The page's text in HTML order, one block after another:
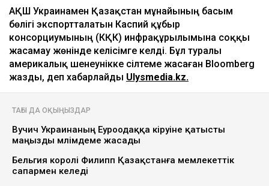
АҚШ Украинамен Қазақстан мұнайының басым
бөлігі экспортталатын Каспий құбыр
консорциумының (КҚК) инфрақұрылымына соққы
жасамау жөнінде келісімге келді. Бұл туралы
америкалық шенеунікке сілтеме жасаған Bloomberg
жазды, деп хабарлайды Ulysmedia.kz.
ТАҒЫ ДА ОҚЫҢЫЗДАР
Вучич Украинаның Еуроодаққа кіруіне қатысты
маңызды мәлімдеме жасады
Бельгия королі Филипп Қазақстанға мемлекеттік
сапармен келеді